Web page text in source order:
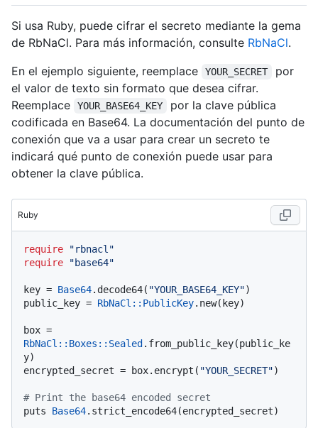
Si usa Ruby, puede cifrar el secreto mediante la gema
de RbNaCl. Para más información, consulte RbNaCl.
En el ejemplo siguiente, reemplace
YOUR_SECRET
por
el valor de texto sin formato que desea cifrar.
Reemplace
YOUR_BASE64_KEY
por la clave pública
codificada en Base64. La documentación del punto de
conexión que va a usar para crear un secreto te
indicará qué punto de conexión puede usar para
obtener la clave pública.
Ruby
require
"rbnacl"
require
"base64"
key = Base64.decode64( "YOUR_BASE64_KEY")
public_key = RbNaCl::PublicKey.new(key)
RbNaCl : :Boxes : :Sealed .from_public_key(public_ke
y)
encrypted_secret = box.encrypt( "YOUR_SECRET")
# Print the base64 encoded secret
puts Base64